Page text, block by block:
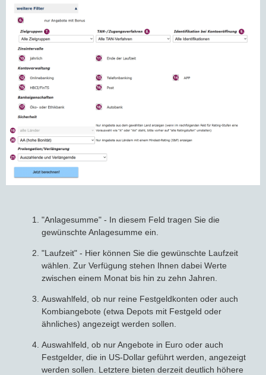
"Anlagesumme" - In diesem Feld tragen Sie die
gewünschte Anlagesumme ein.
"Laufzeit" - Hier können Sie die gewünschte Laufzeit
wählen. Zur Verfügung stehen Ihnen dabei Werte
zwischen einem Monat bis hin zu zehn Jahren.
Auswahlfeld, ob nur reine Festgeldkonten oder auch
Kombiangebote (etwa Depots mit Festgeld oder
ähnliches) angezeigt werden sollen.
Auswahlfeld, ob nur Angebote in Euro oder auch
Festgelder, die in US-Dollar geführt werden, angezeigt
werden sollen. Letztere bieten derzeit deutlich höhere